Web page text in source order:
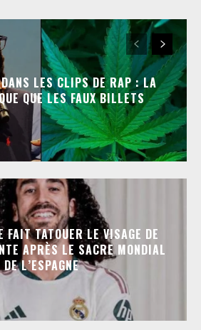
DANS LES CLIPS DE RAP : LA
QUE LES FAUX BILLETS
FAIT TATOUER LE VISAGE DE
APRÈS LE SACRE MONDIAL
DE L’ESPAGNE